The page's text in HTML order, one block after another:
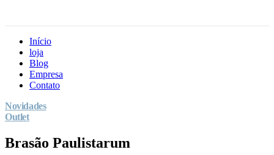
Início
loja
Blog
Empresa
Contato
Novidades
Outlet
Brasão Paulistarum